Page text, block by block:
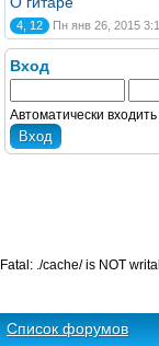
4, 12 Пн янв 26, 2015
Вход
Автоматически
Список форумов
Fatal: ./cache/ is NOT